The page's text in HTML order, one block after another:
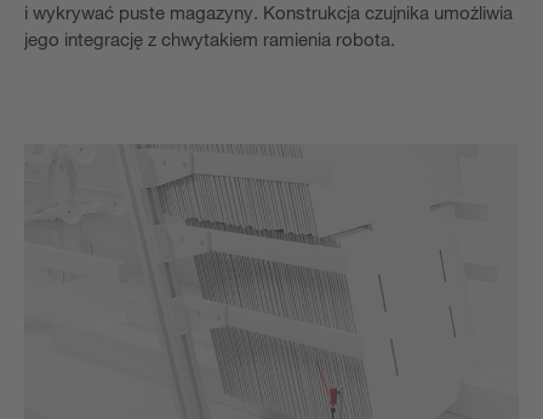
i wykrywać puste magazyny. Konstrukcja czujnika umożliwia
jego integrację z chwytakiem ramienia robota.